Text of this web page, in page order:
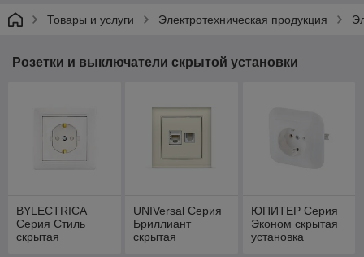
Товары и услуги Электротехническая продукция
Розетки и выключатели скрытой установки
BYLECTRICA
Серия Стиль
скрытая
UNIVersal Серия
Бриллиант
скрытая
ЮПИТЕР Серия
Эконом скрытая
установка